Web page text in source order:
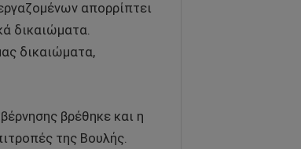
απορρίπτει
δικαιώματα.
δικαιώματα,
βρέθηκε και η
της Βουλής.